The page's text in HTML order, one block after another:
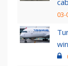
03-